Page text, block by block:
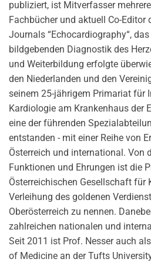
publiziert, ist Mitverfasser
Fachbücher und aktuell Co-Editor
Journals “Echocardiography“,
bildgebenden Diagnostik des
und Weiterbildung erfolgte
den Niederlanden und den
seinem 25-jährigem Primariat für
Kardiologie am Krankenhaus der
eine der führenden
entstanden - mit einer Reihe von
Österreich und international. Von
Funktionen und Ehrungen ist die
Österreichischen Gesellschaft für
Verleihung des goldenen
Oberösterreich zu nennen.
zahlreichen nationalen und
Seit 2011 ist Prof. Nesser auch
of Medicine an der Tufts